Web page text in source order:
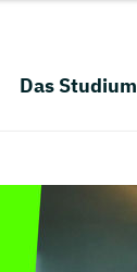
Das Studium